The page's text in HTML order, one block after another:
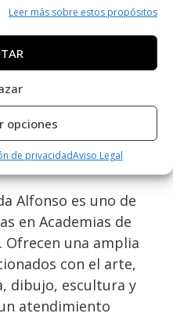
Leer más sobre estos propósitos
opciones
de privacidadAviso Legal
una valoración de
reviews, destaca por
Su
y la enseñanza lo
para
¡Una
para todos los
Alfonso es uno de
en Academias de
Ofrecen una amplia
con el arte,
dibujo, escultura y
atendimiento